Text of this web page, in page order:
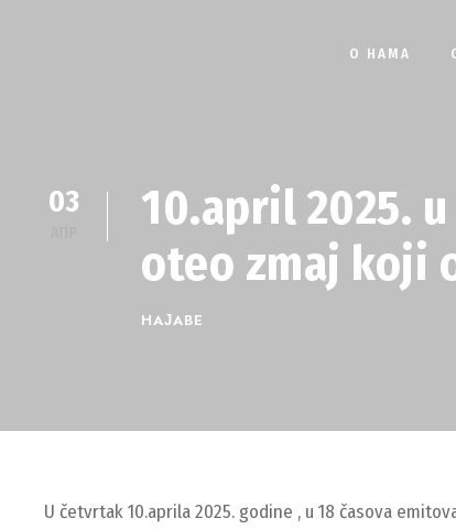
О НАМА
03
10.april 2025.
oteo zmaj koji
НАЈАВЕ
U četvrtak 10.aprila 2025. godine , u 18 časova